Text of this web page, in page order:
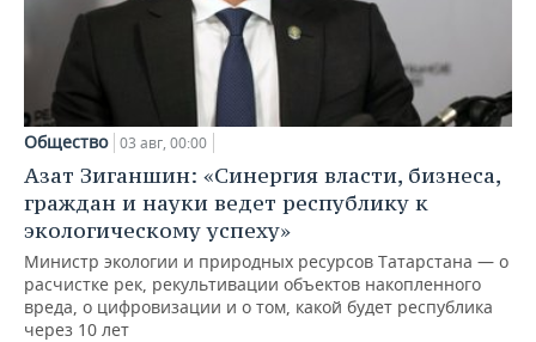
Общество 03 авг, 00:00
Азат Зиганшин: «Синергия власти, бизнеса,
граждан и науки ведет республику к
экологическому успеху»
Министр экологии и природных ресурсов Татарстана — о
расчистке рек, рекультивации объектов накопленного
вреда, о цифровизации и о том, какой будет республика
через 10 лет